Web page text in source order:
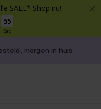
SALE* Shop nu!
54
Sec
morgen in huis